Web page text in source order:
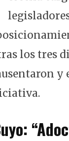
los tres
y